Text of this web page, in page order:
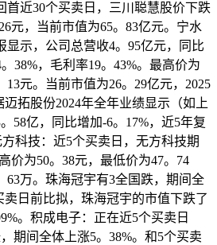
首近30个买卖日，三川聪慧股价下跌
元，当前市值为65。83亿元。宁水
显示，公司总营收4。95亿元，同比
38%，毛利率19。43%。最高价为
13元。当前市值为26。29亿元，2025
迈拓股份2024年全年业绩显示（如上
58亿，同比增加-6。17%，近5年复
科技：近5个买卖日，无方科技期
价为50。38元，最低价为47。74
63万。珠海冠宇有3全国跌，期间全
卖日前比拟，珠海冠宇的市值下跌了
。积成电子：正在近5个买卖日
期间全体上涨5。38%。和5个买卖